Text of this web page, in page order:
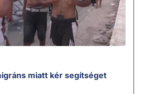
miatt kér segítséget